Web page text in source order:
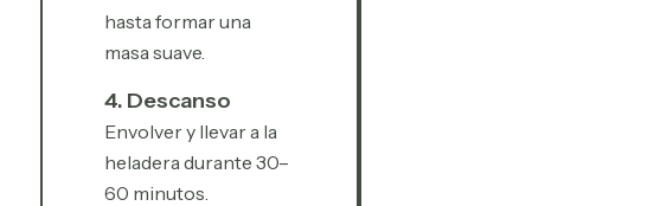
hasta formar una
masa suave.
4. Descanso
Envolver y llevar a la
heladera durante 30–
60 minutos.